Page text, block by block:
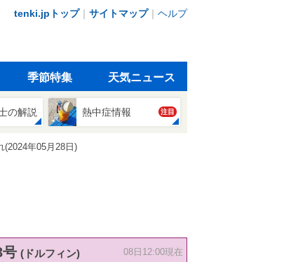
tenki.jpトップ｜ サイトマップ｜ ヘルプ
季節特集 天気ニュース
の解説 熱中症情報 注目
年05月28日)
号 (ドルフィン) 08日12:00現在